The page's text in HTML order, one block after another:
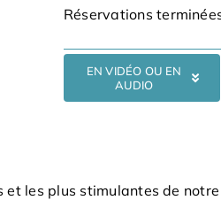
Réservations
EN VIDÉO OU EN
AUDIO
et les plus stimulantes de